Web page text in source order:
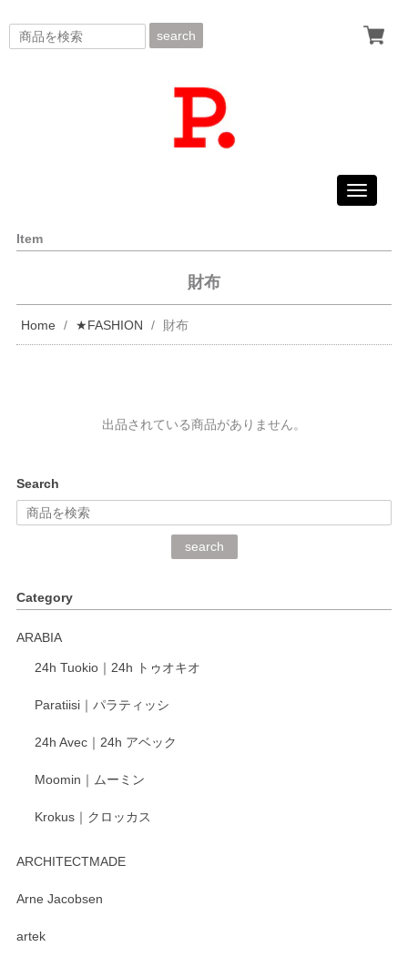
search
Toggle
Item
財布
Home ★FASHION 財布
出品されている商品がありません。
Search
search
Category
ARABIA
24h Tuokio｜24h トゥオキオ
Paratiisi｜パラティッシ
24h Avec｜24h アベック
Moomin｜ムーミン
Krokus｜クロッカス
ARCHITECTMADE
Arne Jacobsen
artek